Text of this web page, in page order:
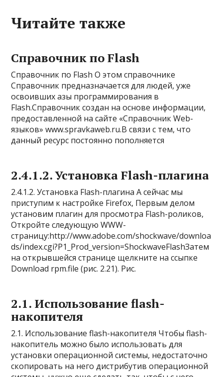
Читайте также
Справочник по Flash
Справочник по Flash О этом справочнике
Справочник предназначается для людей, уже
освоивших азы программирования в
Flash.Справочник создан на основе информации,
предоставленной на сайте «Справочник Web-
языков» www.spravkaweb.ru.В связи с тем, что
данный ресурс постоянно пополняется
2.4.1.2. Установка Flash-плагина
2.4.1.2. Установка Flash-плагина А сейчас мы
приступим к настройке Firefox, Первым делом
установим плагин для просмотра Flash-роликов,
Откройте следующую WWW-
страницу:http://www.adobe.com/shockwave/downloa
ds/index.cgi?P1_Prod_version=ShockwaveFlashЗатем
на открывшейся странице щелкните на ссыпке
Download rpm.file (рис. 2.21). Рис.
2.1. Использование flash-
накопителя
2.1. Использование flash-накопителя Чтобы flash-
накопитель можно было использовать для
установки операционной системы, недостаточно
скопировать на него дистрибутив операционной